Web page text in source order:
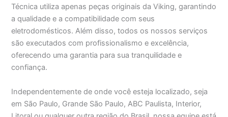
Técnica utiliza apenas peças originais da Viking, garantindo
a qualidade e a compatibilidade com seus
eletrodomésticos. Além disso, todos os nossos serviços
são executados com profissionalismo e excelência,
oferecendo uma garantia para sua tranquilidade e
confiança.
Independentemente de onde você esteja localizado, seja
em São Paulo, Grande São Paulo, ABC Paulista, Interior,